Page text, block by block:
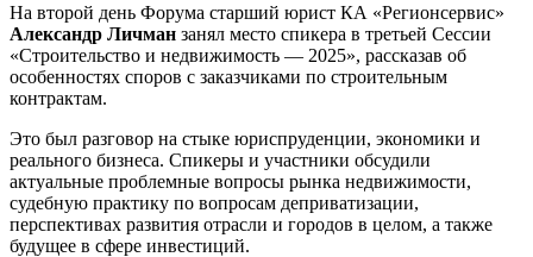
На второй день Форума старший юрист КА «Регионсервис»
Александр Личман занял место спикера в третьей Сессии
«Строительство и недвижимость — 2025», рассказав об
особенностях споров с заказчиками по строительным
контрактам.
Это был разговор на стыке юриспруденции, экономики и
реального бизнеса. Спикеры и участники обсудили
актуальные проблемные вопросы рынка недвижимости,
судебную практику по вопросам деприватизации,
перспективах развития отрасли и городов в целом, а также
будущее в сфере инвестиций.